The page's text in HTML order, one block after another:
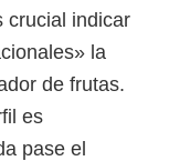
crucial indicar
la
de frutas.
es
pase el